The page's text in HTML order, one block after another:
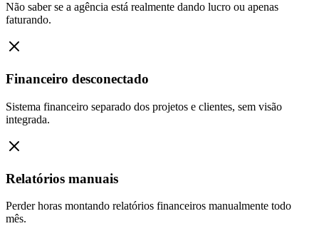
Não saber se a agência está realmente dando lucro ou apenas
faturando.
Financeiro desconectado
Sistema financeiro separado dos projetos e clientes, sem visão
integrada.
Relatórios manuais
Perder horas montando relatórios financeiros manualmente todo
mês.